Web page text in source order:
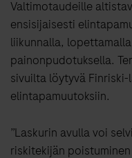
Valtimotaudeille
ensisijaisesti
liikunnalla,
painonpudotuksella.
sivuilta löytyvä
elintapamuutoksiin.
”Laskurin avulla voi
riskitekijän